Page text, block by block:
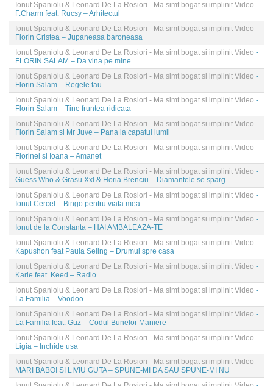
Ionut Spaniolu & Leonard De La Rosiori - Ma simt bogat si implinit Video -
F.Charm feat. Rucsy – Arhitectul
Ionut Spaniolu & Leonard De La Rosiori - Ma simt bogat si implinit Video -
Florin Cristea – Jupaneasa baroneasa
Ionut Spaniolu & Leonard De La Rosiori - Ma simt bogat si implinit Video -
FLORIN SALAM – Da vina pe mine
Ionut Spaniolu & Leonard De La Rosiori - Ma simt bogat si implinit Video -
Florin Salam – Regele tau
Ionut Spaniolu & Leonard De La Rosiori - Ma simt bogat si implinit Video -
Florin Salam – Tine fruntea ridicata
Ionut Spaniolu & Leonard De La Rosiori - Ma simt bogat si implinit Video -
Florin Salam si Mr Juve – Pana la capatul lumii
Ionut Spaniolu & Leonard De La Rosiori - Ma simt bogat si implinit Video -
Florinel si Ioana – Amanet
Ionut Spaniolu & Leonard De La Rosiori - Ma simt bogat si implinit Video -
Guess Who & Grasu Xxl & Horia Brenciu – Diamantele se sparg
Ionut Spaniolu & Leonard De La Rosiori - Ma simt bogat si implinit Video -
Ionut Cercel – Bingo pentru viata mea
Ionut Spaniolu & Leonard De La Rosiori - Ma simt bogat si implinit Video -
Ionut de la Constanta – HAI AMBALEAZA-TE
Ionut Spaniolu & Leonard De La Rosiori - Ma simt bogat si implinit Video -
Kapushon feat Paula Seling – Drumul spre casa
Ionut Spaniolu & Leonard De La Rosiori - Ma simt bogat si implinit Video -
Karie feat. Keed – Radio
Ionut Spaniolu & Leonard De La Rosiori - Ma simt bogat si implinit Video -
La Familia – Voodoo
Ionut Spaniolu & Leonard De La Rosiori - Ma simt bogat si implinit Video -
La Familia feat. Guz – Codul Bunelor Maniere
Ionut Spaniolu & Leonard De La Rosiori - Ma simt bogat si implinit Video -
Ligia – Inchide usa
Ionut Spaniolu & Leonard De La Rosiori - Ma simt bogat si implinit Video -
MARI BABOI SI LIVIU GUTA – SPUNE-MI DA SAU SPUNE-MI NU